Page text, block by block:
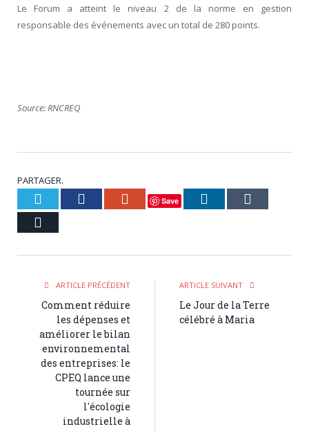
Le Forum a atteint le niveau 2 de la norme en gestion
responsable des événements avec un total de 280 points.
Source: RNCREQ
PARTAGER.
Twitter Facebook Google+
Save LinkedIn
ARTICLE PRÉCÉDENT
Comment réduire
les dépenses et
améliorer le bilan
environnemental
des entreprises: le
CPEQ lance une
tournée sur
l'écologie
industrielle à
ARTICLE SUIVANT
Le Jour de la Terre
célébré à Maria